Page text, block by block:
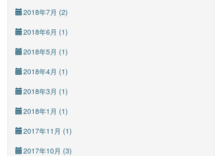
2018年7月 (2)
2018年6月 (1)
2018年5月 (1)
2018年4月 (1)
2018年3月 (1)
2018年1月 (1)
2017年11月 (1)
2017年10月 (3)